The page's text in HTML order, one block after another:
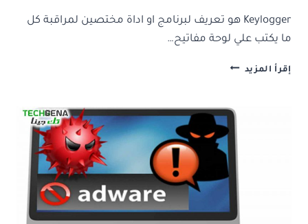
Keylogger هو تعريف لبرنامج او اداة مختصين لمراقبة كل
ما يكتب علي لوحة مفاتيح…
إقرأ المزيد برنامج
انواعه،
طرق
ازالته
نهائيا